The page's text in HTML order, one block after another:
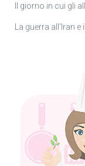
Il giorno in cui gli
La guerra all’Iran